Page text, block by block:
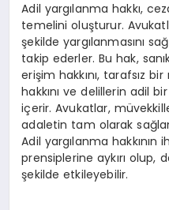
Adil yargılanma hakkı,
temelini oluşturur.
şekilde yargılanmasını
takip ederler. Bu hak,
erişim hakkını, tarafsız
hakkını ve delillerin adil
içerir. Avukatlar,
adaletin tam olarak
Adil yargılanma hakkının
prensiplerine aykırı olup,
şekilde etkileyebilir.